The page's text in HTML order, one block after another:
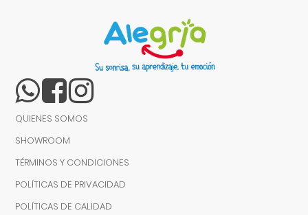
QUIENES SOMOS
SHOWROOM
TÉRMINOS Y CONDICIONES
POLÍTICAS DE PRIVACIDAD
POLÍTICAS DE CALIDAD